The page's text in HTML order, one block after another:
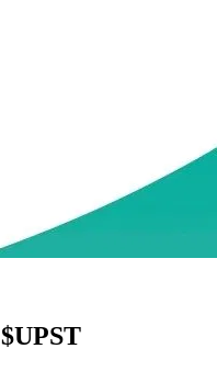
$UPST